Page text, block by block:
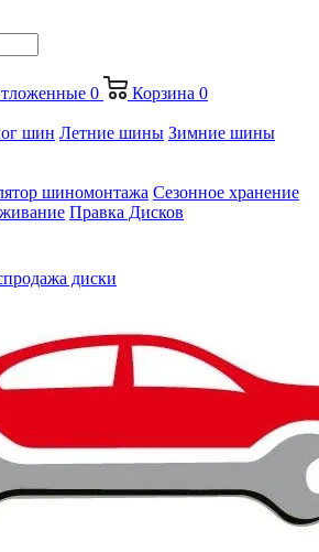
0 Корзина 0
шин Летние шины Зимние шины
шиномонтажа Сезонное хранение
Правка Дисков
диски